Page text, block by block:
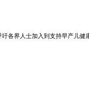
各界人士加入到支持早产儿健